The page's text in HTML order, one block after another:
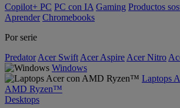
Copilot+ PC PC con IA Gaming Productos
Aprender Chromebooks
Por serie
Predator Acer Swift Acer Aspire Acer Nitro
Windows
Laptops
AMD Ryzen™
Desktops